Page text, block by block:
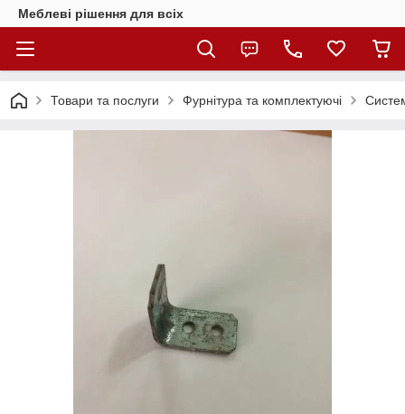
Меблеві рішення для всіх
Товари та послуги Фурнітура та комплектуючі